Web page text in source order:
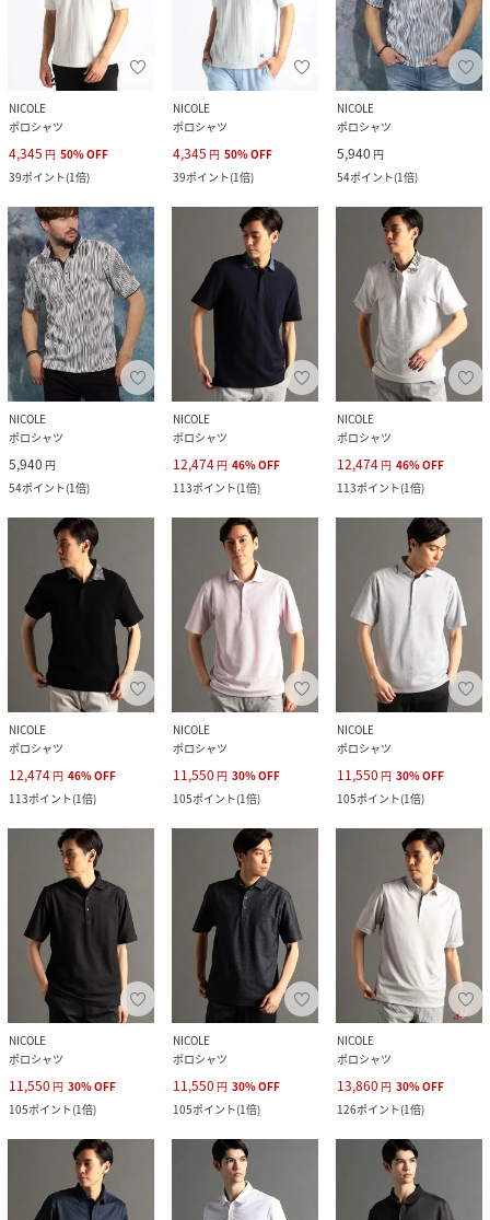
NICOLE
ポロシャツ
4,345 円 50%OFF
39ポイント(1倍)
NICOLE
ポロシャツ
4,345 円 50%OFF
39ポイント(1倍)
NICOLE
ポロシャツ
5,940 円
54ポイント(1倍)
NICOLE
ポロシャツ
5,940 円
54ポイント(1倍)
NICOLE
ポロシャツ
12,474 円 46%OFF
113ポイント(1倍)
NICOLE
ポロシャツ
12,474 円 46%OFF
113ポイント(1倍)
NICOLE
ポロシャツ
12,474 円 46%OFF
113ポイント(1倍)
NICOLE
ポロシャツ
11,550 円 30%OFF
105ポイント(1倍)
NICOLE
ポロシャツ
11,550 円 30%OFF
105ポイント(1倍)
NICOLE
ポロシャツ
11,550 円 30%OFF
105ポイント(1倍)
NICOLE
ポロシャツ
11,550 円 30%OFF
105ポイント(1倍)
NICOLE
ポロシャツ
13,860 円 30%OFF
126ポイント(1倍)